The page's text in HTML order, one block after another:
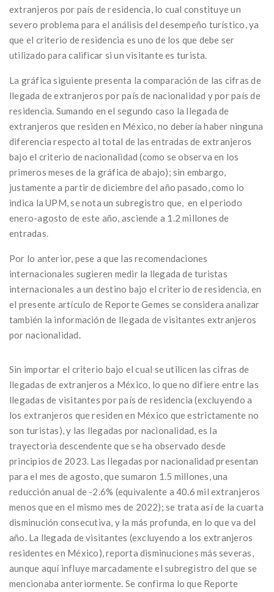
extranjeros por país de residencia, lo cual constituye un
severo problema para el análisis del desempeño turístico, ya
que el criterio de residencia es uno de los que debe ser
utilizado para calificar si un visitante es turista.
La gráfica siguiente presenta la comparación de las cifras de
llegada de extranjeros por país de nacionalidad y por país de
residencia. Sumando en el segundo caso la llegada de
extranjeros que residen en México, no debería haber ninguna
diferencia respecto al total de las entradas de extranjeros
bajo el criterio de nacionalidad (como se observa en los
primeros meses de la gráfica de abajo); sin embargo,
justamente a partir de diciembre del año pasado, como lo
indica la UPM, se nota un subregistro que, en el periodo
enero-agosto de este año, asciende a 1.2 millones de
entradas.
Por lo anterior, pese a que las recomendaciones
internacionales sugieren medir la llegada de turistas
internacionales a un destino bajo el criterio de residencia, en
el presente artículo de Reporte Gemes se considera analizar
también la información de llegada de visitantes extranjeros
por nacionalidad.
Sin importar el criterio bajo el cual se utilicen las cifras de
llegadas de extranjeros a México, lo que no difiere entre las
llegadas de visitantes por país de residencia (excluyendo a
los extranjeros que residen en México que estrictamente no
son turistas), y las llegadas por nacionalidad, es la
trayectoria descendente que se ha observado desde
principios de 2023. Las llegadas por nacionalidad presentan
para el mes de agosto, que sumaron 1.5 millones, una
reducción anual de -2.6% (equivalente a 40.6 mil extranjeros
menos que en el mismo mes de 2022); se trata así de la cuarta
disminución consecutiva, y la más profunda, en lo que va del
año. La llegada de visitantes (excluyendo a los extranjeros
residentes en México), reporta disminuciones más severas,
aunque aquí influye marcadamente el subregistro del que se
mencionaba anteriormente. Se confirma lo que Reporte